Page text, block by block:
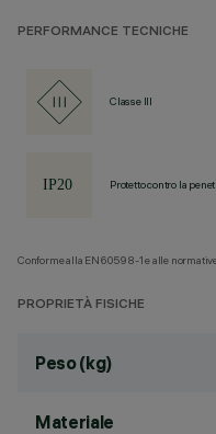
PERFORMANCE TECNICHE
Classe III
Protetto contro la
Conforme alla EN60598-1 e alle
PROPRIETÀ FISICHE
Peso (kg)
Materiale